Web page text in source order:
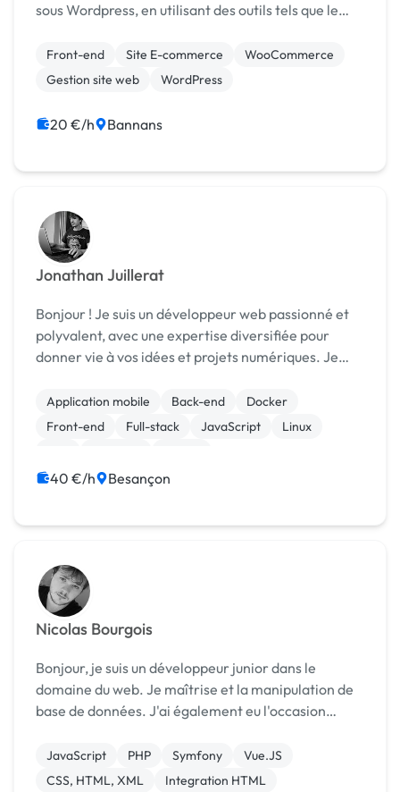
sous Wordpress, en utilisant des outils tels que le
woocommerce pour les boutiques en ligne. Avec
une expéri...
Front-end Site E-commerce
WooCommerce
Gestion site web
WordPress
20 €/h Bannans
Jonathan Juillerat
Bonjour ! Je suis un développeur web passionné et
polyvalent, avec une expertise diversifiée pour
donner vie à vos idées et projets numériques. Je
sites web et d'applications, en mettant un accent ...
Application mobile Back-end
Docker
Front-end
Full-stack JavaScript
Linux
40 €/h Besançon
Nicolas Bourgois
Bonjour, je suis un développeur junior dans le
domaine du web. Je maîtrise et la manipulation de
base de données. J'ai également eu l'occasion
Symfony, JQuery ou encore React, bien que je n'ai
pas ...
JavaScript PHP Symfony
Vue.JS
CSS, HTML, XML
Integration HTML